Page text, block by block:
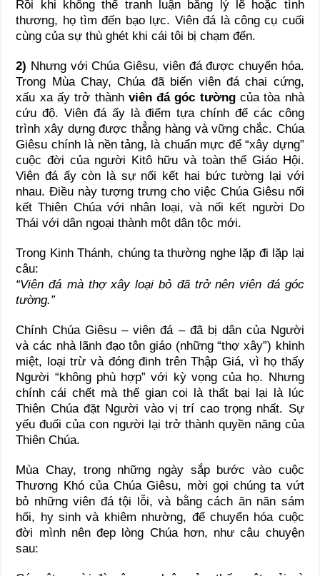
Rồi khi không thể tranh luận bằng lý lẽ hoặc tình
thương, họ tìm đến bạo lực. Viên đá là công cụ cuối
cùng của sự thù ghét khi cái tôi bị chạm đến.
2) Nhưng với Chúa Giêsu, viên đá được chuyển hóa.
Trong Mùa Chay, Chúa đã biến viên đá chai cứng,
xấu xa ấy trở thành viên đá góc tườngcủa tòa nhà
cứu độ. Viên đá ấy là điểm tựa chính để các công
trình xây dựng được thẳng hàng và vững chắc. Chúa
Giêsu chính là nền tảng, là chuẩn mực để “xây dựng”
cuộc đời của người Kitô hữu và toàn thể Giáo Hội.
Viên đá ấy còn là sự nối kết hai bức tường lại với
nhau. Điều này tượng trưng cho việc Chúa Giêsu nối
kết Thiên Chúa với nhân loại, và nối kết người Do
Thái với dân ngoại thành một dân tộc mới.
Trong Kinh Thánh, chúng ta thường nghe lặp đi lặp lại
câu:
“Viên đá mà thợ xây loại bỏ đã trở nên viên đá góc
tường.”
Chính Chúa Giêsu – viên đá – đã bị dân của Người
và các nhà lãnh đạo tôn giáo (những “thợ xây”) khinh
miệt, loại trừ và đóng đinh trên Thập Giá, vì họ thấy
Người “không phù hợp” với kỳ vọng của họ. Nhưng
chính cái chết mà thế gian coi là thất bại lại là lúc
Thiên Chúa đặt Người vào vị trí cao trọng nhất. Sự
yếu đuối của con người lại trở thành quyền năng của
Thiên Chúa.
Mùa Chay, trong những ngày sắp bước vào cuộc
Thương Khó của Chúa Giêsu, mời gọi chúng ta vứt
bỏ những viên đá tội lỗi, và bằng cách ăn năn sám
hối, hy sinh và khiêm nhường, để chuyển hóa cuộc
đời mình nên đẹp lòng Chúa hơn, như câu chuyện
sau: